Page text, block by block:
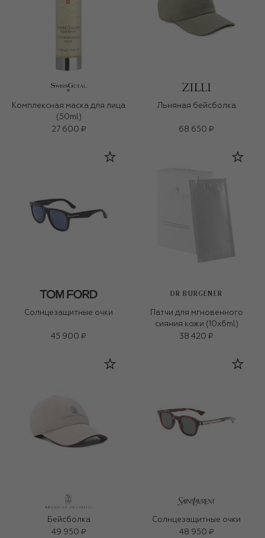
Комплексная маска для лица
(50ml)
27 600 ₽
Льняная бейсболка
68 650 ₽
Солнцезащитные очки
45 900 ₽
DR BURGENER
Патчи для мгновенного
сияния кожи (10x6ml)
38 420 ₽
Бейсболка
49 950 ₽
Солнцезащитные очки
48 950 ₽